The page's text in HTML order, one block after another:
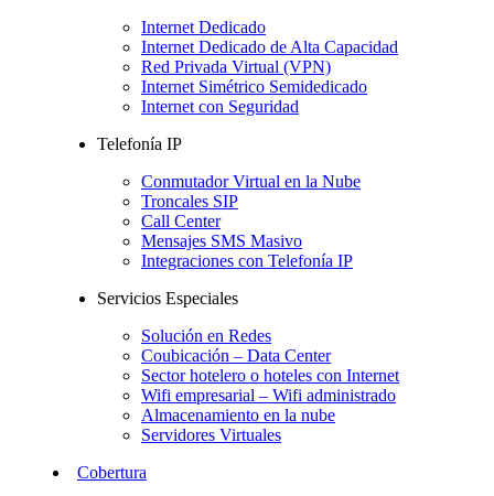
Internet Dedicado
Internet Dedicado de Alta Capacidad
Red Privada Virtual (VPN)
Internet Simétrico Semidedicado
Internet con Seguridad
Telefonía IP
Conmutador Virtual en la Nube
Troncales SIP
Call Center
Mensajes SMS Masivo
Integraciones con Telefonía IP
Servicios Especiales
Solución en Redes
Coubicación – Data Center
Sector hotelero o hoteles con Internet
Wifi empresarial – Wifi administrado
Almacenamiento en la nube
Servidores Virtuales
Cobertura